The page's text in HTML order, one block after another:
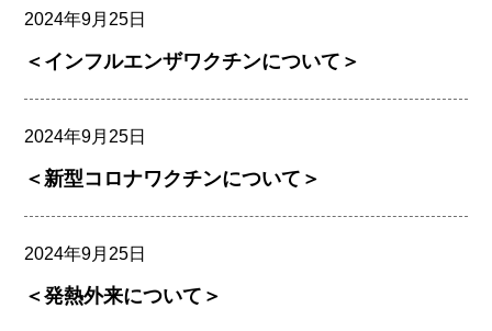
2024年9月25日
＜インフルエンザワクチンについて＞
2024年9月25日
＜新型コロナワクチンについて＞
2024年9月25日
＜発熱外来について＞